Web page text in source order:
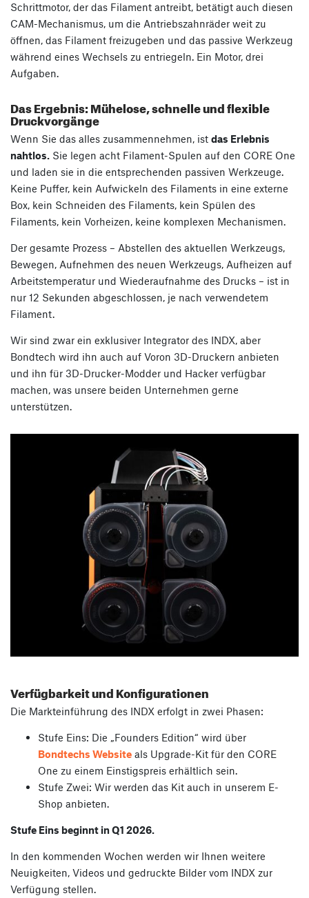
Schrittmotor, der das Filament antreibt, betätigt auch diesen
CAM-Mechanismus, um die Antriebszahnräder weit zu
öffnen, das Filament freizugeben und das passive Werkzeug
während eines Wechsels zu entriegeln. Ein Motor, drei
Aufgaben.
Das Ergebnis: Mühelose, schnelle und flexible
Druckvorgänge
Wenn Sie das alles zusammennehmen, ist das Erlebnis
nahtlos. Sie legen acht Filament-Spulen auf den CORE One
und laden sie in die entsprechenden passiven Werkzeuge.
Keine Puffer, kein Aufwickeln des Filaments in eine externe
Box, kein Schneiden des Filaments, kein Spülen des
Filaments, kein Vorheizen, keine komplexen Mechanismen.
Der gesamte Prozess – Abstellen des aktuellen Werkzeugs,
Bewegen, Aufnehmen des neuen Werkzeugs, Aufheizen auf
Arbeitstemperatur und Wiederaufnahme des Drucks – ist in
nur 12 Sekunden abgeschlossen, je nach verwendetem
Filament.
Wir sind zwar ein exklusiver Integrator des INDX, aber
Bondtech wird ihn auch auf Voron 3D-Druckern anbieten
und ihn für 3D-Drucker-Modder und Hacker verfügbar
machen, was unsere beiden Unternehmen gerne
unterstützen.
Verfügbarkeit und Konfigurationen
Die Markteinführung des INDX erfolgt in zwei Phasen:
Stufe Eins: Die „Founders Edition“ wird über
Bondtechs Website als Upgrade-Kit für den CORE
One zu einem Einstigspreis erhältlich sein.
Stufe Zwei: Wir werden das Kit auch in unserem E-
Shop anbieten.
Stufe Eins beginnt in Q1 2026.
In den kommenden Wochen werden wir Ihnen weitere
Neuigkeiten, Videos und gedruckte Bilder vom INDX zur
Verfügung stellen.